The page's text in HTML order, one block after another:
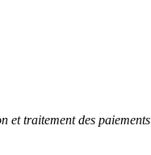
et traitement des paiements